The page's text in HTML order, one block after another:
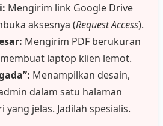
Mengirim link Google Drive
aksesnya (Request Access).
Mengirim PDF berukuran
laptop klien lemot.
Menampilkan desain,
dalam satu halaman
jelas. Jadilah spesialis.